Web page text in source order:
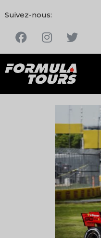
Suivez-nous: